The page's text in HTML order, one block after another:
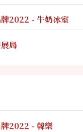
2022 - 牛奶冰室
局
2022 - 韓樂